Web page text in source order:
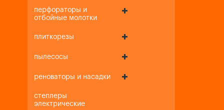
перфораторы и
отбойные молотки
плиткорезы
пылесосы
реноваторы и насадки
степлеры
электрические